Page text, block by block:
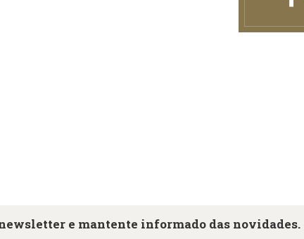
e mantente informado das novidades.